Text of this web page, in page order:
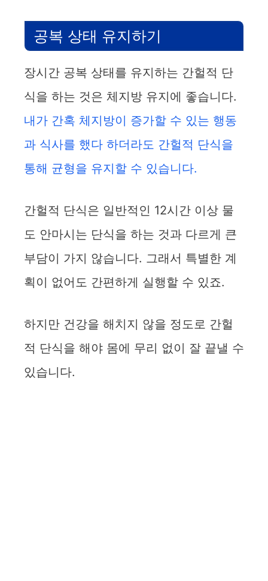
공복 상태 유지하기
장시간 공복 상태를 유지하는 간헐적 단
식을 하는 것은 체지방 유지에 좋습니다.
내가 간혹 체지방이 증가할 수 있는 행동
과 식사를 했다 하더라도 간헐적 단식을
통해 균형을 유지할 수 있습니다.
간헐적 단식은 일반적인 12시간 이상 물
도 안마시는 단식을 하는 것과 다르게 큰
부담이 가지 않습니다. 그래서 특별한 계
획이 없어도 간편하게 실행할 수 있죠.
하지만 건강을 해치지 않을 정도로 간헐
적 단식을 해야 몸에 무리 없이 잘 끝낼 수
있습니다.